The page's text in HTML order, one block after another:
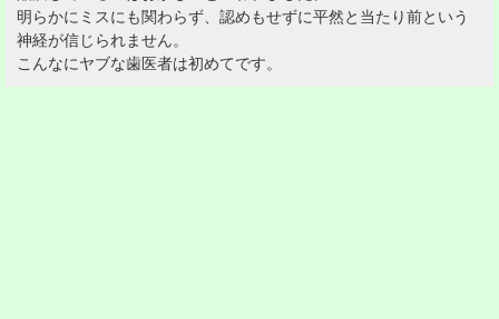
明らかにミスにも関わらず、認めもせずに平然と当たり前という
神経が信じられません。
こんなにヤブな歯医者は初めてです。